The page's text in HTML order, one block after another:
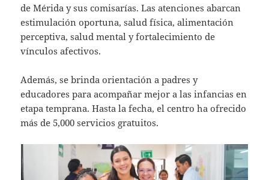
de Mérida y sus comisarías. Las atenciones abarcan
estimulación oportuna, salud física, alimentación
perceptiva, salud mental y fortalecimiento de
vínculos afectivos.
Además, se brinda orientación a padres y
educadores para acompañar mejor a las infancias en
etapa temprana. Hasta la fecha, el centro ha ofrecido
más de 5,000 servicios gratuitos.